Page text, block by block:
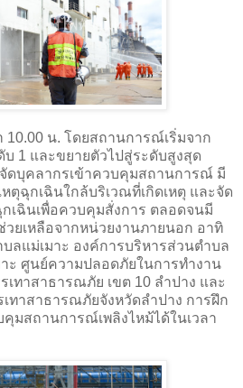
10.00 น. โดยสถานการณ์เริ่มจาก
บ 1 และขยายตัวไปสู่ระดับสูงสุด
ดบุคลากรเข้าควบคุมสถานการณ์ มี
ตุฉุกเฉินใกล้บริเวณที่เกิดเหตุ และจัด
เฉินเพื่อควบคุมสั่งการ ตลอดจนมี
ยเหลือจากหน่วยงานภายนอก อาทิ
บลแม่เมาะ องค์การบริหารส่วนตำบล
ะ ศูนย์ความปลอดภัยในการทำงาน
เทาสาธารณภัย เขต 10 ลำปาง และ
ทาสาธารณภัยจังหวัดลำปาง การฝึก
มสถานการณ์เพลิงไหม้ได้ในเวลา